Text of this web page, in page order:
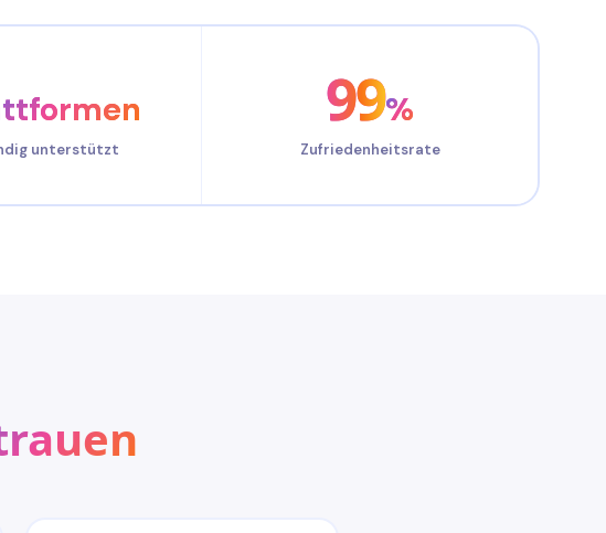
unterstützt
99%
Zufriedenheitsrate